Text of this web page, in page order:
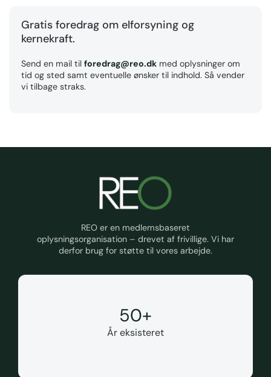
Gratis foredrag om elforsyning og
kernekraft.
Send en mail til foredrag@reo.dk med oplysninger om
tid og sted samt eventuelle ønsker til indhold. Så vender
vi tilbage straks.
REO er en medlemsbaseret
oplysningsorganisation – drevet af frivillige. Vi har
derfor brug for støtte til vores arbejde.
50+
År eksisteret